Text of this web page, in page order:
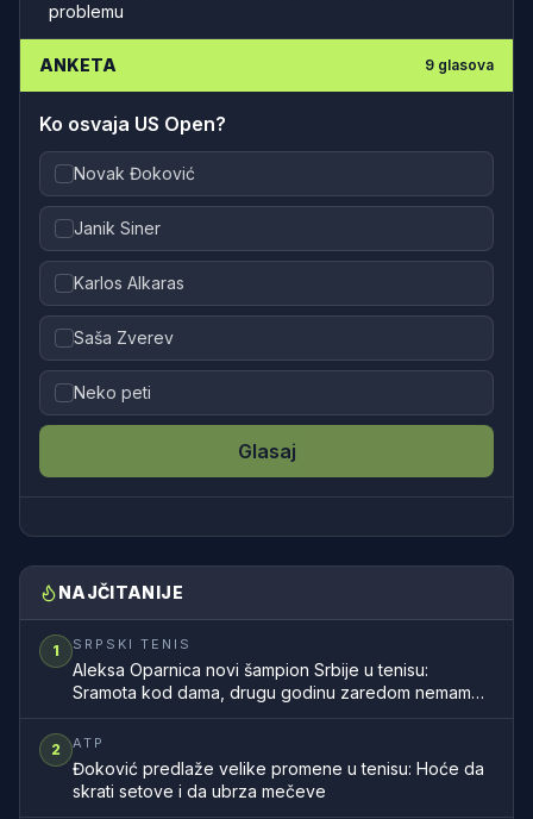
problemu
ANKETA 9 glasova
Ko osvaja US Open?
Novak Đoković
Janik Siner
Karlos Alkaras
Saša Zverev
Neko peti
Glasaj
NAJČITANIJE
1 SRPSKI TENIS
Aleksa Oparnica novi šampion Srbije u tenisu:
Sramota kod dama, drugu godinu zaredom nemamo
2 ATP
Đoković predlaže velike promene u tenisu: Hoće da
skrati setove i da ubrza mečeve